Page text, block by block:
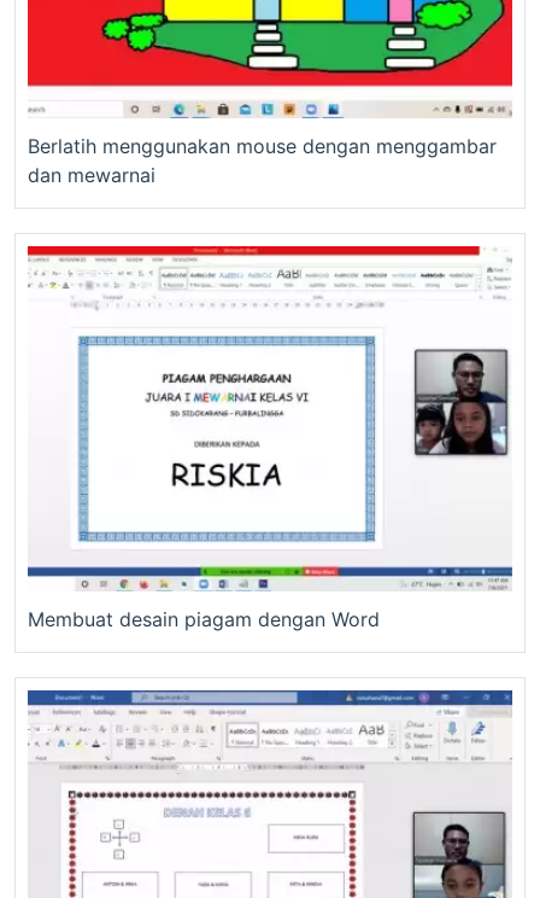
Berlatih menggunakan mouse dengan menggambar
dan mewarnai
Membuat desain piagam dengan Word